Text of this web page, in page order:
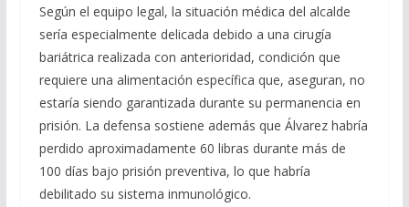
Según el equipo legal, la situación médica del alcalde
sería especialmente delicada debido a una cirugía
bariátrica realizada con anterioridad, condición que
requiere una alimentación específica que, aseguran, no
estaría siendo garantizada durante su permanencia en
prisión. La defensa sostiene además que Álvarez habría
perdido aproximadamente 60 libras durante más de
100 días bajo prisión preventiva, lo que habría
debilitado su sistema inmunológico.